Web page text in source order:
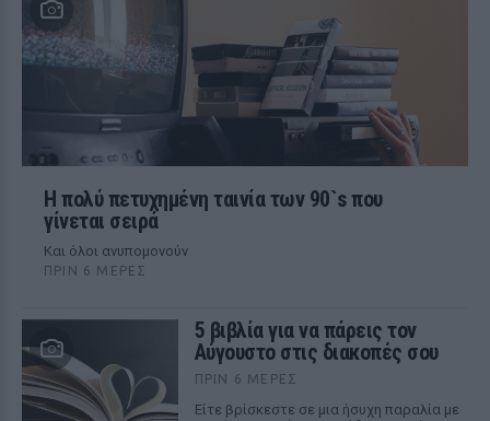
Η πολύ πετυχημένη ταινία των 90`s που
γίνεται σειρά
Και όλοι ανυπομονούν
ΠΡΙΝ 6 ΜΈΡΕΣ
5 βιβλία για να πάρεις τον
Αύγουστο στις διακοπές σου
ΠΡΙΝ 6 ΜΈΡΕΣ
Είτε βρίσκεστε σε μια ήσυχη παραλία με